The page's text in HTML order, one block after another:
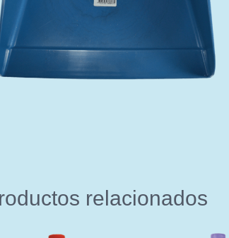
relacionados